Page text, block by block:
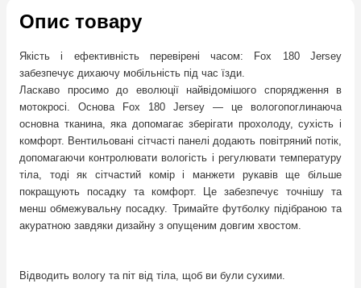
Опис товару
Якість і ефективність перевірені часом: Fox 180 Jersey
забезпечує дихаючу мобільність під час їзди.
Ласкаво просимо до еволюції найвідомішого спорядження в
мотокросі. Основа Fox 180 Jersey — це вологопоглинаюча
основна тканина, яка допомагає зберігати прохолоду, сухість і
комфорт. Вентильовані сітчасті панелі додають повітряний потік,
допомагаючи контролювати вологість і регулювати температуру
тіла, тоді як сітчастий комір і манжети рукавів ще більше
покращують посадку та комфорт. Це забезпечує точнішу та
менш обмежувальну посадку. Тримайте футболку підібраною та
акуратною завдяки дизайну з опущеним довгим хвостом.
Відводить вологу та піт від тіла, щоб ви були сухими.